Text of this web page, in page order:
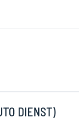
DIENST)